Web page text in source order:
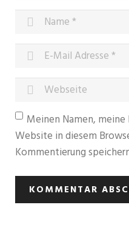
Meinen Namen,
Website in diesem
Kommentierung